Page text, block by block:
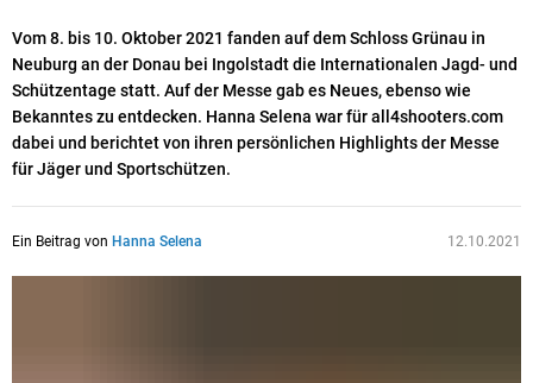
Vom 8. bis 10. Oktober 2021 fanden auf dem Schloss Grünau in
Neuburg an der Donau bei Ingolstadt die Internationalen Jagd- und
Schützentage statt. Auf der Messe gab es Neues, ebenso wie
Bekanntes zu entdecken. Hanna Selena war für all4shooters.com
dabei und berichtet von ihren persönlichen Highlights der Messe
für Jäger und Sportschützen.
Ein Beitrag von Hanna Selena 12.10.2021